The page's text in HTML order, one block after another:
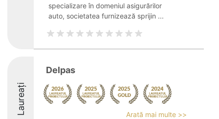
specializare în domeniul asigurărilor
auto, societatea furnizează sprijin ...
Laureați
Delpas
Arată mai multe >>